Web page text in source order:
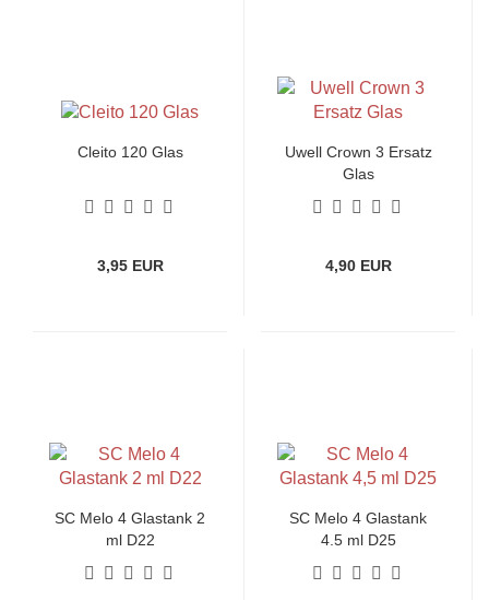
Cleito 120 Glas
3,95 EUR
Uwell Crown 3 Ersatz
Glas
4,90 EUR
SC Melo 4 Glastank 2
ml D22
SC Melo 4 Glastank
4,5 ml D25